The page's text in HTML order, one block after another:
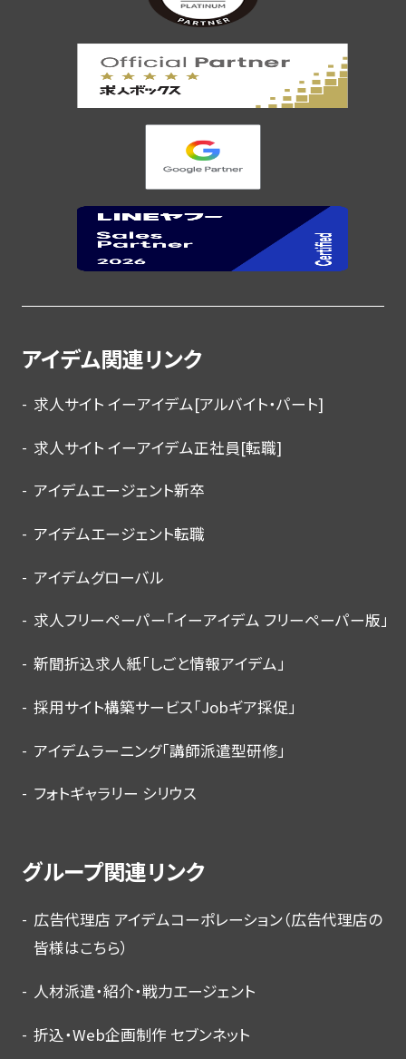
アイデム関連リンク
求人サイト イーアイデム[アルバイト・パート]
求人サイト イーアイデム正社員[転職]
アイデムエージェント新卒
アイデムエージェント転職
アイデムグローバル
求人フリーペーパー「イーアイデム フリーペーパー版」
新聞折込求人紙「しごと情報アイデム」
採用サイト構築サービス「Jobギア採促」
アイデムラーニング「講師派遣型研修」
フォトギャラリー シリウス
グループ関連リンク
広告代理店 アイデムコーポレーション（広告代理店の
皆様はこちら）
人材派遣・紹介・戦力エージェント
折込・Web企画制作 セブンネット